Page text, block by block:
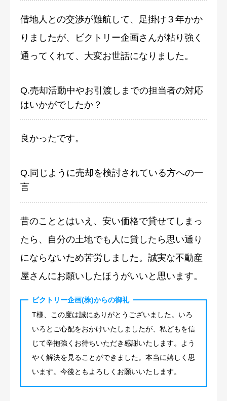
借地人との交渉が難航して、足掛け３年かか
りましたが、ビクトリー企画さんが粘り強く
通ってくれて、大変お世話になりました。
Q.売却活動中やお引渡しまでの担当者の対応
はいかがでしたか？
良かったです。
Q.同じように売却を検討されている方への一
言
昔のこととはいえ、安い価格で貸せてしまっ
たら、自分の土地でも人に貸したら思い通り
にならないため苦労しました。誠実な不動産
屋さんにお願いしたほうがいいと思います。
ビクトリー企画(株)からの御礼
T様、この度は誠にありがとうございました。いろ
いろとご心配をおかけいたしましたが、私どもを信
じて辛抱強くお待ちいただき感謝いたします。よう
やく解決を見ることができました。本当に嬉しく思
います。今後ともよろしくお願いいたします。